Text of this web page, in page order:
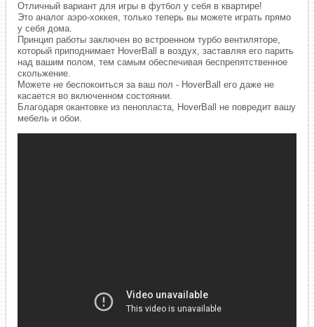
Отличный вариант для игры в футбол у себя в квартире!
Это аналог аэро-хоккея, только теперь вы можете играть прямо
у себя дома.
Принцип работы заключен во встроенном турбо вентиляторе,
который приподнимает HoverBall в воздух, заставляя его парить
над вашим полом, тем самым обеспечивая беспрепятственное
скольжение.
Можете не беспокоиться за ваш пол - HoverBall его даже не
касается во включенном состоянии.
Благодаря окантовке из пенопласта, HoverBall не повредит вашу
мебель и обои.